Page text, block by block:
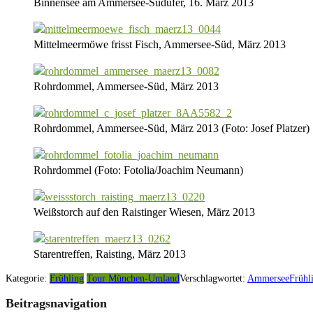
Mittelmeermöwe frisst Fisch, Ammersee-Süd, März 2013
Rohrdommel, Ammersee-Süd, März 2013
Rohrdommel, Ammersee-Süd, März 2013 (Foto: Josef Platzer)
Rohrdommel (Foto: Fotolia/Joachim Neumann)
Weißstorch auf den Raistinger Wiesen, März 2013
Starentreffen, Raisting, März 2013
Kategorie: Frühling Tour München-UmlandVerschlagwortet: Ammersee
Beitragsnavigation